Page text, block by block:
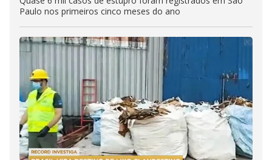
Paulo nos primeiros cinco meses do ano